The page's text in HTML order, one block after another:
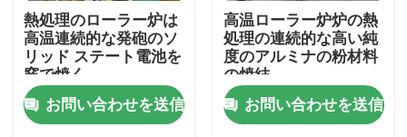
品質管理
ニュース
熱処理のローラー炉は
高温連続的な発砲のソ
リッド ステート電池を
窯で焼く
お問い合わせを送信
高温ローラー炉炉の熱
処理の連続的な高い純
度のアルミナの粉材料
の焼結
お問い合わせを送信